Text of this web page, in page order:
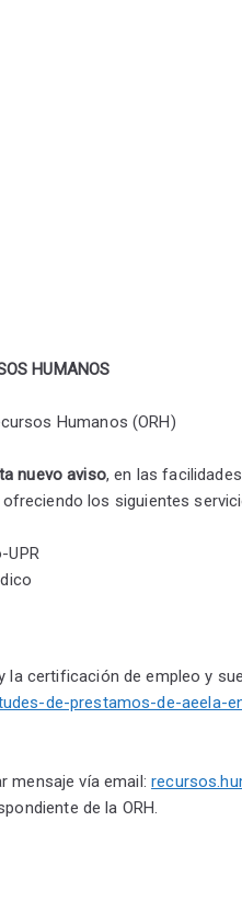
HUMANOS
Humanos (ORH)
nuevo aviso, en las
los siguientes
UPR
certificación de empleo y
de-prestamos-de-aeela-
mensaje vía email:
de la ORH.